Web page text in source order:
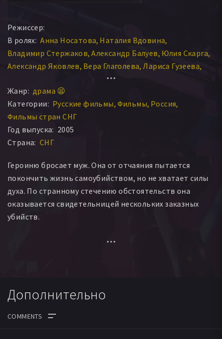
Режиссер:
В ролях: Анна Носатова Наталия Вдовина
Владимир Стержаков Александр Балуев Юлия Скарга
Александр Яковлев Вера Глаголева Лариса Гузеева
Леонид Анисимов
Галина Кобзарь-Слободюк
Всеволод Кабанов Павел Шмарёв Валерий Крупенин
Жанр: драма 😫
Категории: Русские фильмы Фильмы Россия
Фильмы стран СНГ
Год выпуска: 2005
Страна: СНГ
Героиню бросает муж. Она от отчаяния пытается
покончить жизнь самоубийством, но не хватает силы
духа. По странному стечению обстоятельств она
оказывается свидетельницей нескольких заказных
убийств.
Каждый раз на месте преступления она видит одного и
Дополнительно